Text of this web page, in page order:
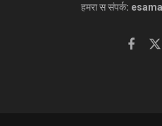
हमरा स संपर्क: